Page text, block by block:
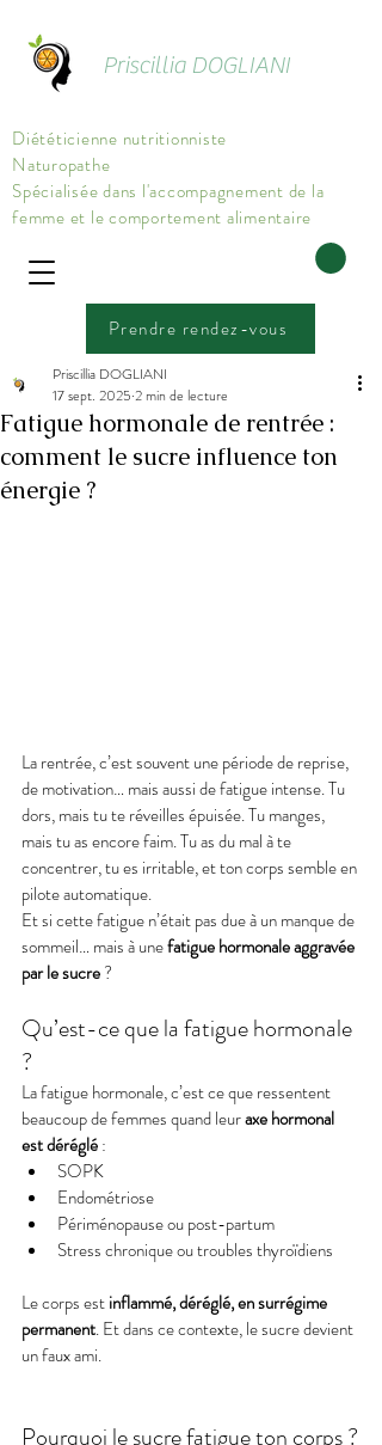
Priscillia DOGLIANI
Prendre rendez-vous
Diététicienne nutritionniste
Naturopathe
Spécialisée dans l'accompagnement de la
femme et le comportement alimentaire
Fatigue hormonale de rentrée :
comment le sucre influence ton
énergie ?
Priscillia DOGLIANI
17 sept. 2025 2 min de lecture
La rentrée, c’est souvent une période de reprise,
de motivation… mais aussi de fatigue intense. Tu
dors, mais tu te réveilles épuisée. Tu manges,
mais tu as encore faim. Tu as du mal à te
concentrer, tu es irritable, et ton corps semble en
pilote automatique.
Et si cette fatigue n’était pas due à un manque de
sommeil… mais à une fatigue hormonale aggravée
par le sucre ?
Qu’est-ce que la fatigue hormonale
?
La fatigue hormonale, c’est ce que ressentent
beaucoup de femmes quand leur axe hormonal
est déréglé :
SOPK
Endométriose
Périménopause ou post-partum
Stress chronique ou troubles thyroïdiens
Le corps est inflammé, déréglé, en surrégime
permanent. Et dans ce contexte, le sucre devient
un faux ami.
Pourquoi le sucre fatigue ton corps ?